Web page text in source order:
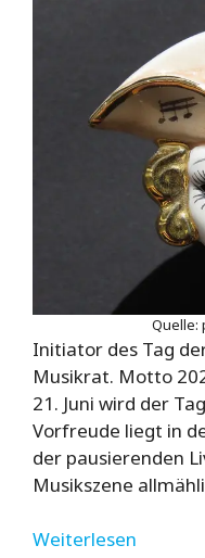
Quelle:
Initiator des Tag
Musikrat. Motto
21. Juni wird der
Vorfreude liegt in
der pausierenden
Musikszene
Weiterlesen